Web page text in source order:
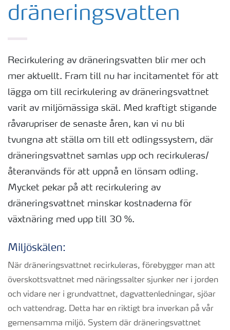
dräneringsvatten
Recirkulering av dräneringsvatten blir mer och
mer aktuellt. Fram till nu har incitamentet för att
lägga om till recirkulering av dräneringsvattnet
varit av miljömässiga skäl. Med kraftigt stigande
råvarupriser de senaste åren, kan vi nu bli
tvungna att ställa om till ett odlingssystem, där
dräneringsvattnet samlas upp och recirkuleras/
återanvänds för att uppnå en lönsam odling.
Mycket pekar på att recirkulering av
dräneringsvattnet minskar kostnaderna för
växtnäring med upp till 30 %.
Miljöskälen:
När dräneringsvattnet recirkuleras, förebygger man att
överskottsvattnet med näringssalter sjunker ner i jorden
och vidare ner i grundvattnet, dagvattenledningar, sjöar
och vattendrag. Detta har en riktigt bra inverkan på vår
gemensamma miljö. System där dräneringsvattnet